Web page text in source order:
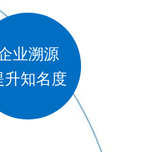
业溯源
升知名度